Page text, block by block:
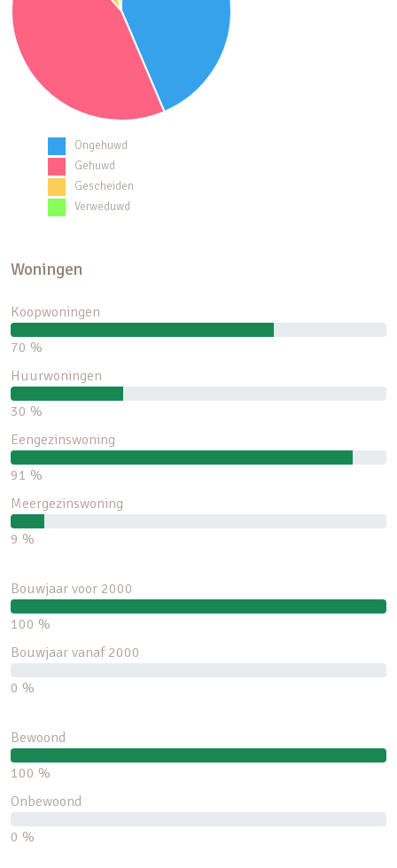
Ongehuwd
Gehuwd
Gescheiden
Verweduwd
Woningen
Koopwoningen
70 %
Huurwoningen
30 %
Eengezinswoning
91 %
Meergezinswoning
9 %
Bouwjaar voor 2000
100 %
Bouwjaar vanaf 2000
0 %
Bewoond
100 %
Onbewoond
0 %